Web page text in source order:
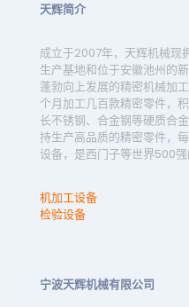
天辉简介
成立于2007年，天辉机械现
生产基地和位于安徽池州的
蓬勃向上发展的精密机械加
个月加工几百款精密零件，
长不锈钢、合金钢等硬质合
持生产高品质的精密零件，
设备，是西门子等世界500强
机加工设备
检验设备
宁波天辉机械有限公司